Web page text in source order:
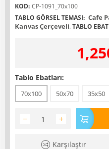
KOD: CP-1091_70x100
TABLO GÖRSEL TEMASI: Cafe
Kanvas Çerçeveli,TABLO
Tablo Ebatları:
70x100 50x70 35x50
+
−
Karşılaştır